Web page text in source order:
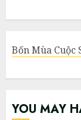
Bốn Mùa Cuộc
YOU MAY